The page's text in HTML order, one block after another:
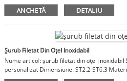
ANCHETĂ DETALIU
Șurub Filetat Din Oțel Inoxidabil
Nume articol: șurub filetat din oțel inoxidabil
personalizat Dimensiune: ST2.2-ST6.3